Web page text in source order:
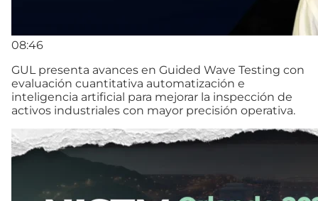
08:46
GUL presenta avances en Guided Wave Testing con
evaluación cuantitativa automatización e
inteligencia artificial para mejorar la inspección de
activos industriales con mayor precisión operativa.